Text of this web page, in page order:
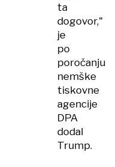
ta
dogovor,"
je
po
poročanju
nemške
tiskovne
agencije
DPA
dodal
Trump.